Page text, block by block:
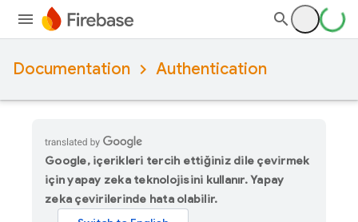
Documentation Authentication
Google, içerikleri tercih ettiğiniz dile çevirmek
için yapay zeka teknolojisini kullanır. Yapay
zeka çevirilerinde hata olabilir.